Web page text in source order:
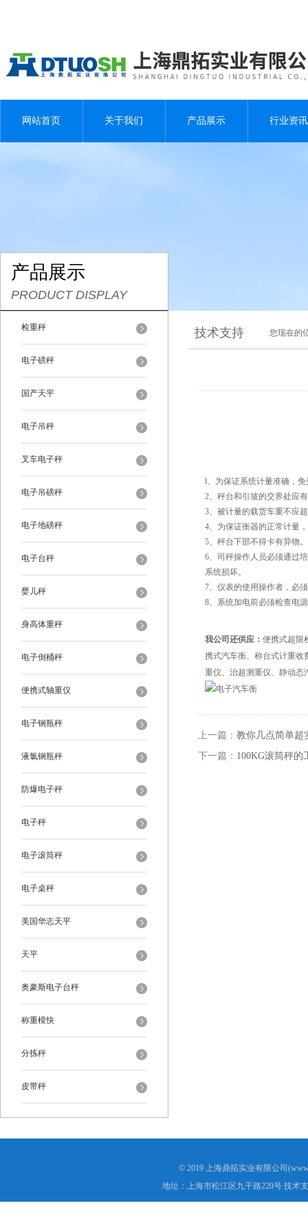
网站首页 关于我们 产品展示 行业资讯
产品展示
PRODUCT DISPLAY
检重秤
电子磅秤
国产天平
电子吊秤
叉车电子秤
电子吊磅秤
电子地磅秤
电子台秤
婴儿秤
身高体重秤
电子倒桶秤
便携式轴重仪
电子钢瓶秤
液氯钢瓶秤
防爆电子秤
电子秤
电子滚筒秤
电子桌秤
美国华志天平
天平
奥豪斯电子台秤
称重模快
分拣秤
皮带秤
技术支持 您现在的
l、为保证系统计量准确，
2、秤台和引坡的交界处应
3、被计量的载货车重不应
4、为保证衡器的正常计量
5、秤台下部不得卡有异物。
6、司秤操作人员必须通过
系统损坏。
7、仪表的使用操作者，必
8、系统加电前必须检查电
我公司还供应： 便携式超限
携式汽车衡、称台式计重收
重仪、治超测重仪、静动态
上一篇： 教你几点简单超
下一篇： 100KG滚筒秤的
© 2019 上海鼎拓实业有限公司
地址：上海市松江区九干路220号 技术